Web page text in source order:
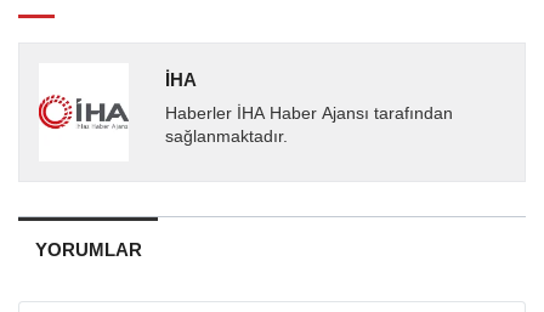
İHA
Haberler İHA Haber Ajansı tarafından
sağlanmaktadır.
YORUMLAR